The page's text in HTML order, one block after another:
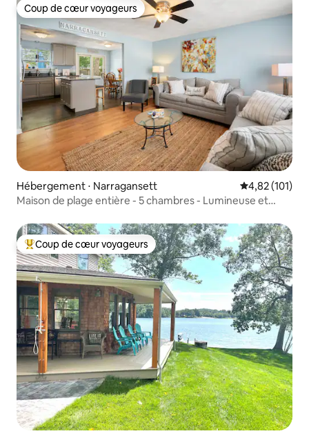
Coup de cœur voyageurs
Coup de cœur voyageurs
Hébergement ⋅ Narragansett Évaluation
4,82 (101)
Maison de plage entière - 5 chambres - Lumineuse et
Coups de cœur voyageurs les plus appréciés
Coup de cœur voyageurs